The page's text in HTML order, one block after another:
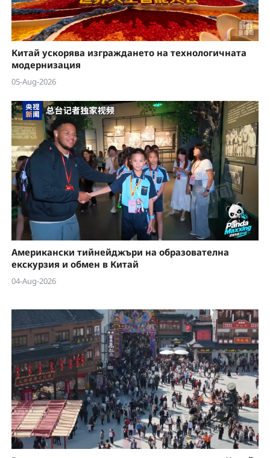
Китай ускорява изграждането на технологичната
модернизация
05-Aug-2026
Американски тийнейджъри на образователна
екскурзия и обмен в Китай
04-Aug-2026